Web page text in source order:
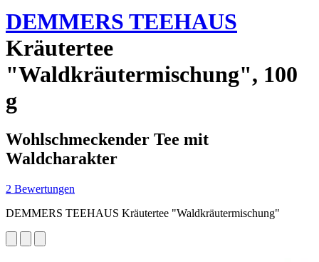
DEMMERS TEEHAUS
Kräutertee
"Waldkräutermischung", 100
g
Wohlschmeckender Tee mit
Waldcharakter
2 Bewertungen
DEMMERS TEEHAUS Kräutertee "Waldkräutermischung"